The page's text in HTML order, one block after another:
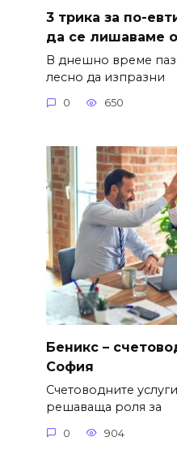
3 трика за по-
да се лишаваме
В днешно време
лесно да изпразни
0 650
Беникс –
София
Счетоводните
решаваща роля за
0 904